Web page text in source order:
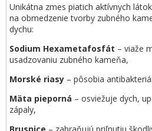
Unikátna zmes piatich aktívnych
na obmedzenie tvorby zubného
dychu:
Sodium Hexametafosfát – viaže
usadzovaniu zubného kameňa,
Morské riasy – pôsobia
Mäta pieporná – osviežuje dych,
zápaly,